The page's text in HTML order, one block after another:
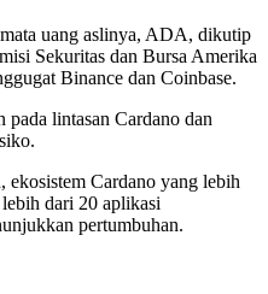
uang aslinya, ADA, dikutip
Sekuritas dan Bursa Amerika
Binance dan Coinbase.
lintasan Cardano dan
Cardano yang lebih
dari 20 aplikasi
pertumbuhan.